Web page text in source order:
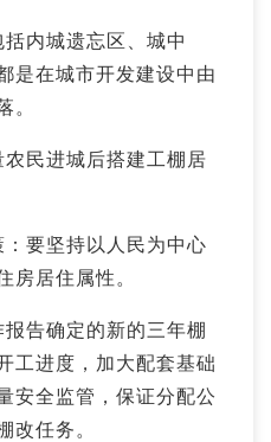
括内城遗忘区、城中
是在城市开发建设中由
。
农民进城后搭建工棚居
要坚持以人民为中心
房居住属性。
报告确定的新的三年棚
工进度，加大配套基础
安全监管，保证分配公
改任务。